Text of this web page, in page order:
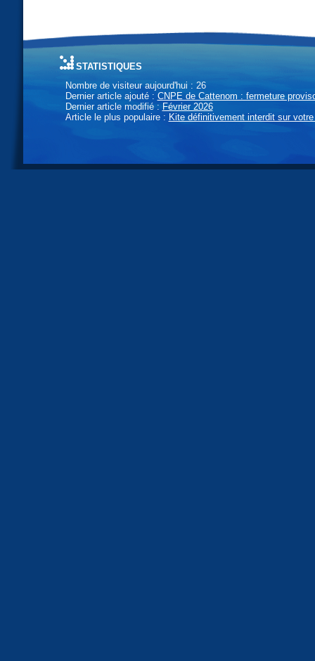
statistiques
Nombre de visiteur aujourd'hui : 26
Dernier article ajouté : CNPE de Cattenom : fermeture
Dernier article modifié : Février 2026
Article le plus populaire : Kite définitivement interdit sur